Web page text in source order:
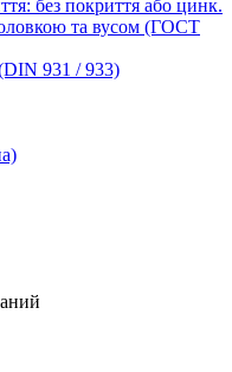
та вусом (ГОСТ
931 / 933)